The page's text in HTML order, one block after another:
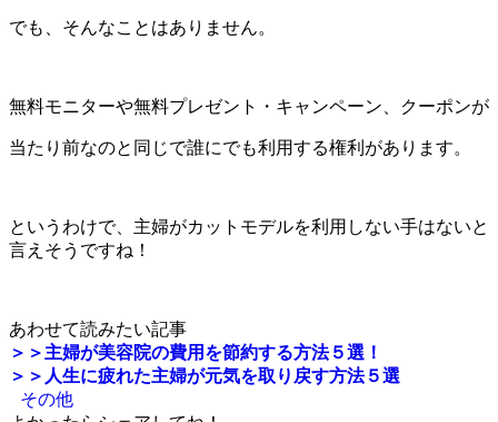
でも、そんなことはありません。
無料モニターや無料プレゼント・キャンペーン、クーポンが
当たり前なのと同じで誰にでも利用する権利があります。
というわけで、主婦がカットモデルを利用しない手はないと
言えそうですね！
あわせて読みたい記事
＞＞主婦が美容院の費用を節約する方法５選！
＞＞人生に疲れた主婦が元気を取り戻す方法５選
その他